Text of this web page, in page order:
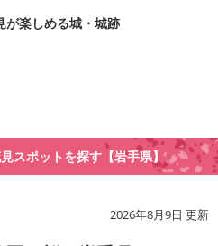
が楽しめる城・城跡
スポットを探す【岩手県】
2026年8月9日 更新